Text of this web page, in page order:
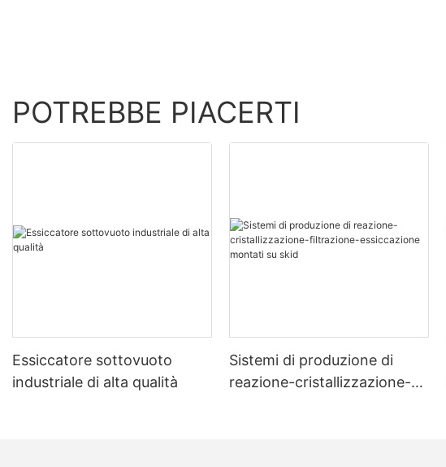
POTREBBE PIACERTI
Essiccatore sottovuoto
industriale di alta qualità
Sistemi di produzione di
reazione-cristallizzazione-